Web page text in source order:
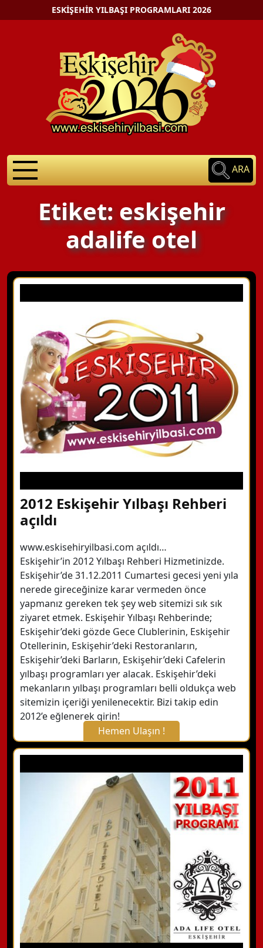
ESKIŞEHIR YILBAŞI PROGRAMLARI 2026
ARA
Etiket: eskişehir
adalife otel
2012 Eskişehir Yılbaşı Rehberi
açıldı
www.eskisehiryilbasi.com açıldı…
Eskişehir’in 2012 Yılbaşı Rehberi Hizmetinizde.
Eskişehir’de 31.12.2011 Cumartesi gecesi yeni yıla
nerede gireceğinize karar vermeden önce
yapmanız gereken tek şey web sitemizi sık sık
ziyaret etmek. Eskişehir Yılbaşı Rehberinde;
Eskişehir’deki gözde Gece Clublerinin, Eskişehir
Otellerinin, Eskişehir’deki Restoranların,
Eskişehir’deki Barların, Eskişehir’deki Cafelerin
yılbaşı programları yer alacak. Eskişehir’deki
mekanların yılbaşı programları belli oldukça web
sitemizin içeriği yenilenecektir. Bizi takip edin
2012’e eğlenerek girin!
Hemen Ulaşın !
X Kapat
WhatsApp ile Bilgi Alın
Hemen Arayın
Detaylı Bilgi Alın